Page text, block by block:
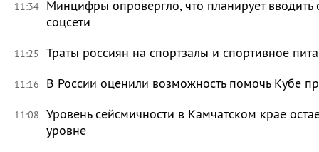
11:34 Минцифры опровергло, что планирует вводить
соцсети
11:25 Траты россиян на спортзалы и спортивное
11:16 В России оценили возможность помочь Кубе
11:08 Уровень сейсмичности в Камчатском крае
уровне